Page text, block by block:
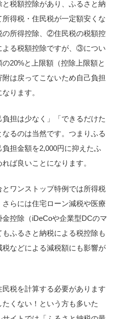
税額控除があり、ふるさと納
得税・住民税が一定額安くな
所得控除、②住民税の税額控
る税額控除ですが、③につい
20%と上限額（控除上限額と
は戻ってこないため自己負担
ります。
担は少なく」「できるだけた
るのは当然です。つまりふる
担金額を2,000円に抑えたふ
ば良いことになります。
ワンストップ特例では所得税
らには住宅ローン減税や医療
控除（iDeCoや企業型DCのマ
ふるさと納税による税控除も
などによる減税額にも影響が
税を計算する必要があります
くない！という方も多いた